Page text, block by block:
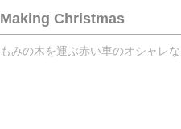
Making Christmas
もみの木を運ぶ赤い車のオシャレ